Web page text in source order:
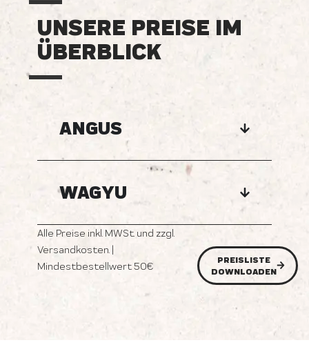
UNSERE PREISE IM
ÜBERBLICK
ANGUS
WAGYU
Alle Preise inkl. MWSt. und zzgl.
Versandkosten. |
Mindestbestellwert 50€
PREISLISTE
DOWNLOADEN